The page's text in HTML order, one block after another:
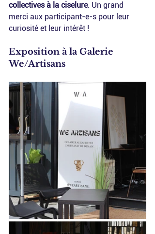
collectives à la ciselure. Un grand
merci aux participant-e-s pour leur
curiosité et leur intérêt !
Exposition à la Galerie
We/Artisans